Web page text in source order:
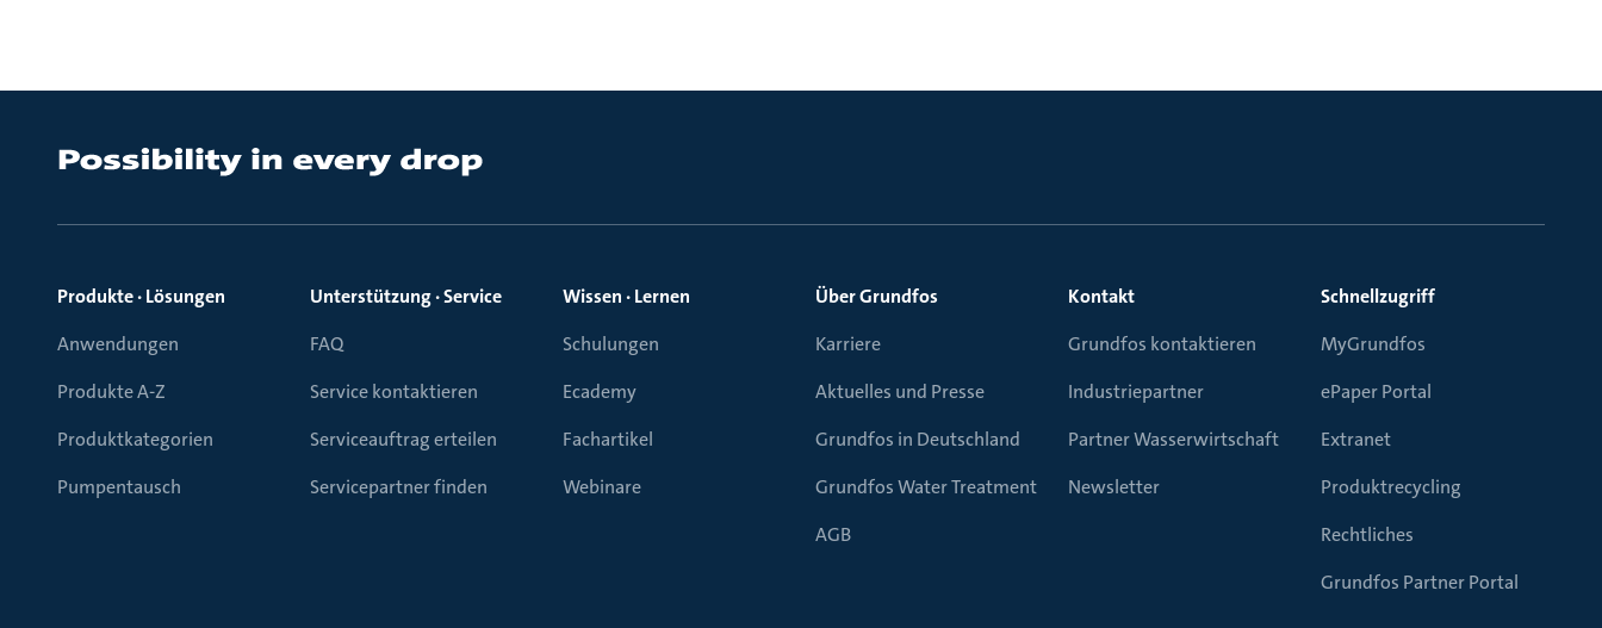
Produkte · Lösungen
Anwendungen
Produkte A-Z
Produktkategorien
Pumpentausch
Unterstützung · Service
FAQ
Service kontaktieren
Serviceauftrag erteilen
Servicepartner finden
Wissen · Lernen
Schulungen
Ecademy
Fachartikel
Webinare
Über Grundfos
Karriere
Aktuelles und Presse
Grundfos in Deutschland
Grundfos Water Treatment
AGB
Kontakt
Grundfos kontaktieren
Industriepartner
Partner Wasserwirtschaft
Newsletter
Schnellzugriff
MyGrundfos
ePaper Portal
Extranet
Produktrecycling
Rechtliches
Grundfos Partner Portal